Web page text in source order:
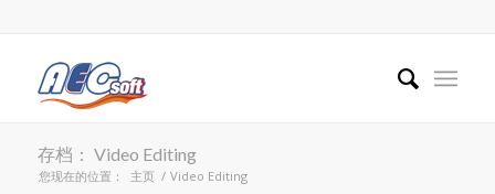
存档： Video Editing
您现在的位置： 主页 / Video Editing